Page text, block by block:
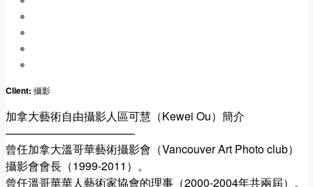
Client: 攝影
加拿大藝術自由攝影人區可慧（Kewei Ou）簡介
———————————–
曾任加拿大溫哥華藝術攝影會（Vancouver Art Photo club）
攝影會會長（1999-2011）。
曾任溫哥華華人藝術家協會的理事（2000-2004年共兩屆）。